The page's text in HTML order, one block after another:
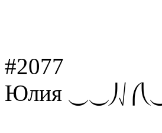
#2077
Юлия